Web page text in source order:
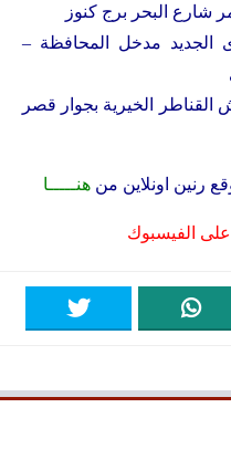
البحر برج كنوز
الجديد مدخل المحافظة –
: 1 كورنيش القناطر الخيرية بجوار قصر
رنين اونلاين من هنـــــا
الفيسبوك